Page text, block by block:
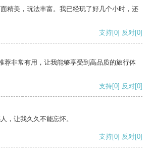
精美，玩法丰富。我已经玩了好几个小时，还
支持[0] 反对[0]
荐非常有用，让我能够享受到高品质的旅行体
支持[0] 反对[0]
，让我久久不能忘怀。
支持[0] 反对[0]